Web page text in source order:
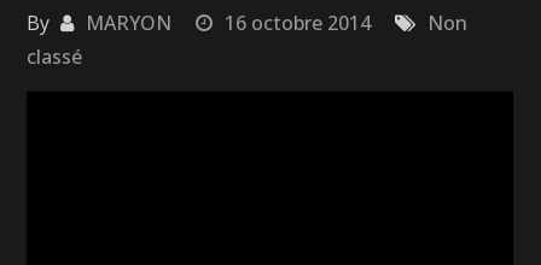
By MARYON 16 octobre 2014
Non
classé